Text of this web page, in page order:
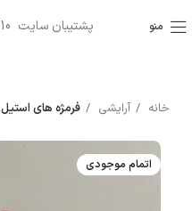
منو پشتیبان سایت 09163925210
خانه آرایشی فرمژه های استیل
اتمام موجودی